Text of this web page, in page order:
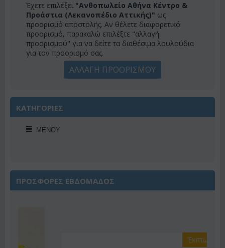
Έχετε επιλέξει "Ανθοπωλείο Αθήνα Κέντρο &
Προάστια (Λεκανοπέδιο Αττικής)" ως
προορισμό αποστολής. Αν θέλετε διαφορετικό
προορισμό, παρακαλώ επιλέξτε "αλλαγή
προορισμού" για να δείτε τα διαθέσιμα λουλούδια
για τον προορισμό σας.
ΑΛΛΑΓΗ ΠΡΟΟΡΙΣΜΟΥ
ΚΑΤΗΓΟΡΙΕΣ
ΜΕΝΟΎ
ΠΡΟΣΦΟΡΕΣ ΕΒΔΟΜΑΔΟΣ
Έκπτωση 22%